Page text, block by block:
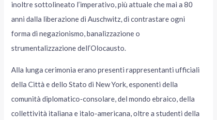
inoltre sottolineato l’imperativo, più attuale che mai a 80
anni dalla liberazione di Auschwitz, di contrastare ogni
forma di negazionismo, banalizzazione o
strumentalizzazione dell’Olocausto.
Alla lunga cerimonia erano presenti rappresentanti ufficiali
della Città e dello Stato di New York, esponenti della
comunità diplomatico-consolare, del mondo ebraico, della
collettività italiana e italo-americana, oltre a studenti della